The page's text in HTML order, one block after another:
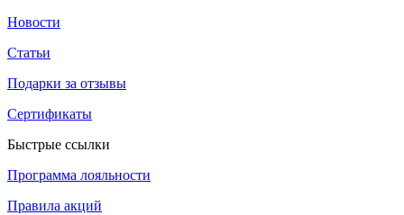
Новости
Статьи
Подарки за отзывы
Сертификаты
Быстрые ссылки
Программа лояльности
Правила акций